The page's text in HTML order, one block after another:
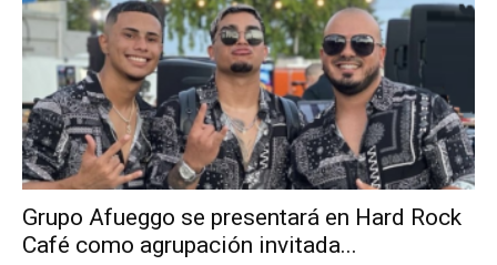
Grupo Afueggo se presentará en Hard Rock
Café como agrupación invitada...